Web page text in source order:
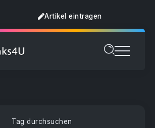
Artikel eintragen
Tag durchsuchen